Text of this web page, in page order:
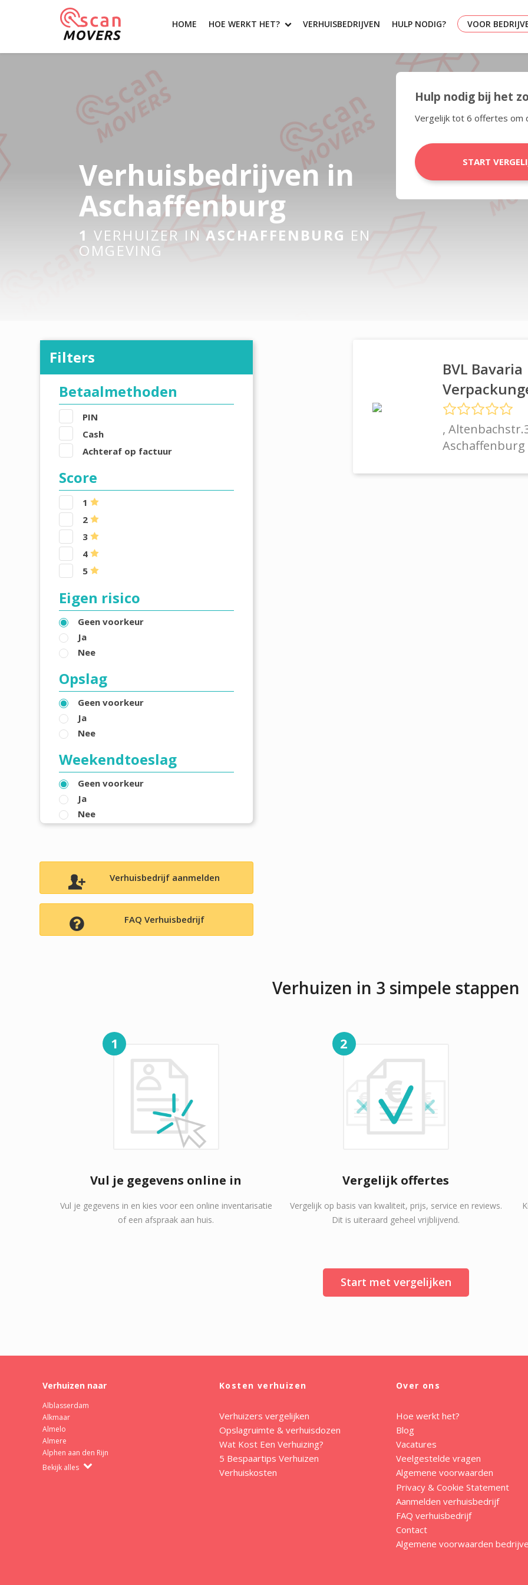
HOME HOE WERKT HET? VERHUISBEDRIJVEN HULP NODIG? VOOR
Verhuisbedrijven in
Aschaffenburg
1 VERHUIZER INASCHAFFENBURG EN
OMGEVING
Hulp nodig bij het
Vergelijk tot 6 offertes om
START
Filters
Betaalmethoden
PIN
Cash
Achteraf op factuur
Score
1
2
3
4
5
Eigen risico
Geen voorkeur
Ja
Nee
Opslag
Geen voorkeur
Ja
Nee
Weekendtoeslag
Geen voorkeur
Ja
Nee
Verhuisbedrijf aanmelden
FAQ Verhuisbedrijf
BVL Bavaria
,
Aschaffenburg
Verhuizen in 3 simpele stappen
1
Vul je gegevens online in
Vul je gegevens in en kies voor een online inventarisatie
of een afspraak aan huis.
2
Vergelijk offertes
Vergelijk op basis van kwaliteit, prijs, service en reviews.
Dit is uiteraard geheel vrijblijvend.
Start met vergelijken
Verhuizen naar
Alblasserdam
Alkmaar
Almelo
Almere
Alphen aan den Rijn
Bekijk alles
Kosten verhuizen
Verhuizers vergelijken
Opslagruimte & verhuisdozen
Wat Kost Een Verhuizing?
5 Bespaartips Verhuizen
Verhuiskosten
Over ons
Hoe werkt het?
Blog
Vacatures
Veelgestelde vragen
Algemene voorwaarden
Privacy & Cookie Statement
Aanmelden verhuisbedrijf
FAQ verhuisbedrijf
Contact
Algemene voorwaarden